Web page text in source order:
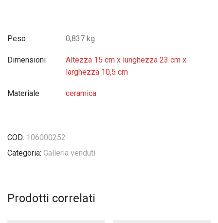
Peso 0,837 kg
Dimensioni
Altezza 15 cm x lunghezza 23 cm x
larghezza 10,5 cm
Materiale ceramica
COD: 106000252
Categoria: Galleria venduti
Prodotti correlati